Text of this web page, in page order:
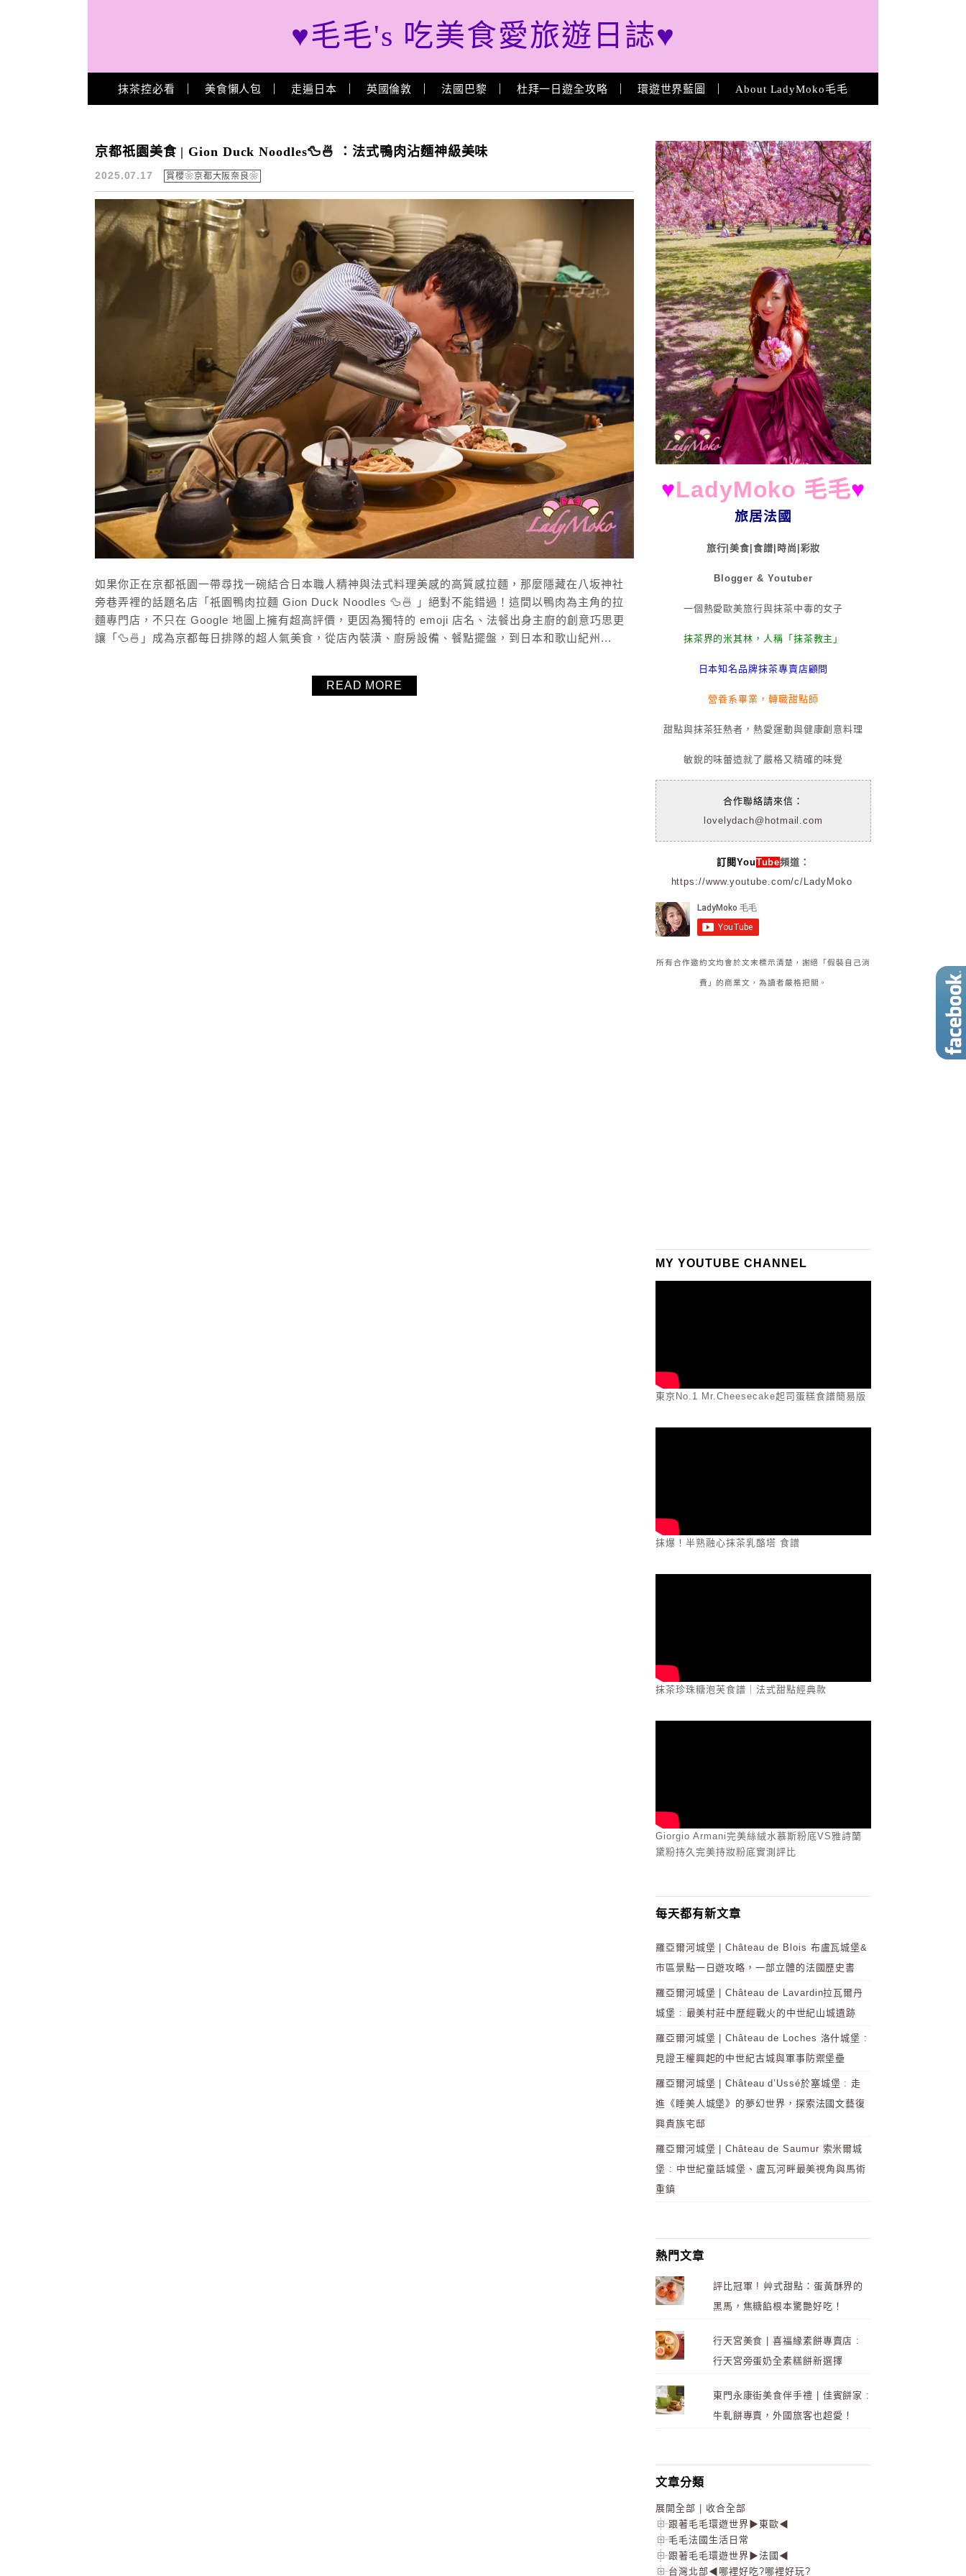
♥毛毛's 吃美食愛旅遊日誌♥
Main Menu
抹茶控必看 美食懶人包 走遍日本 英國倫敦 法國巴黎 杜拜一日遊全攻略 環遊世界藍圖 About LadyMoko毛毛
京都拉麵推薦
京都祇園美食 | Gion Duck Noodles🦆🍜 ：法式鴨肉沾麵神級美味
2025.07.17 賞櫻❀京都大阪奈良❀
如果你正在京都祇園一帶尋找一碗結合日本職人精神與法式料理美感的高質感拉麵，那麼隱藏在八坂神社
旁巷弄裡的話題名店「祇園鴨肉拉麵 Gion Duck Noodles 🦆🍜 」絕對不能錯過！這間以鴨肉為主角的拉
麵專門店，不只在 Google 地圖上擁有超高評價，更因為獨特的 emoji 店名、法餐出身主廚的創意巧思更
讓「🦆🍜」成為京都每日排隊的超人氣美食，從店內裝潢、廚房設備、餐點擺盤，到日本和歌山紀州...
READ MORE
About
♥LadyMoko 毛毛♥
旅居法國
旅行|美食|食譜|時尚|彩妝
Blogger & Youtuber
一個熱愛歐美旅行與抹茶中毒的女子
抹茶界的米其林，人稱「抹茶教主」
日本知名品牌抹茶專賣店顧問
營養系畢業，轉職甜點師
甜點與抹茶狂熱者，熱愛運動與健康創意料理
敏銳的味蕾造就了嚴格又精確的味覺
合作聯絡請來信：
lovelydach@hotmail.com
訂閱YouTube頻道：
https://www.youtube.com/c/LadyMoko
所有合作邀約文均會於文末標示清楚，謝絕「假裝自己消
費」的商業文，為讀者嚴格把關。
MY YOUTUBE CHANNEL
東京No.1 Mr.Cheesecake起司蛋糕食譜簡易版
抹爆！半熟融心抹茶乳酪塔 食譜
抹茶珍珠糖泡芙食譜｜法式甜點經典款
Giorgio Armani完美絲絨水慕斯粉底VS雅詩蘭
黛粉持久完美持妝粉底實測評比
每天都有新文章
羅亞爾河城堡 | Château de Blois 布盧瓦城堡&
市區景點一日遊攻略，一部立體的法國歷史書
羅亞爾河城堡 | Château de Lavardin拉瓦爾丹
城堡 : 最美村莊中歷經戰火的中世紀山城遺跡
羅亞爾河城堡 | Château de Loches 洛什城堡 :
見證王權興起的中世紀古城與軍事防禦堡壘
羅亞爾河城堡 | Château d’Ussé於塞城堡 : 走
進《睡美人城堡》的夢幻世界，探索法國文藝復
興貴族宅邸
羅亞爾河城堡 | Château de Saumur 索米爾城
堡 : 中世紀童話城堡、盧瓦河畔最美視角與馬術
重鎮
熱門文章
評比冠軍 ! 艸式甜點：蛋黃酥界的
黑馬，焦糖餡根本驚艷好吃！
行天宮美食 | 喜福緣素餅專賣店 :
行天宮旁蛋奶全素糕餅新選擇
東門永康街美食伴手禮 | 佳賓餅家 :
牛軋餅專賣，外國旅客也超愛！
文章分類
展開全部
收合全部
跟著毛毛環遊世界▶東歐◀
毛毛法國生活日常
跟著毛毛環遊世界▶法國◀
台灣北部◀哪裡好吃?哪裡好玩?